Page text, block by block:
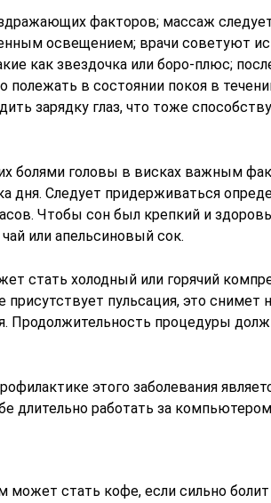
факторов; массаж
освещением; врачи советуют
как звездочка или боро-плюс;
полежать в состоянии покоя в
зарядку глаз, что тоже
болями головы в висках важным
дня. Следует придерживаться
Чтобы сон был крепкий и
или апельсиновый сок.
стать холодный или горячий
присутствует пульсация, это
Продолжительность процедуры
этого заболевания
длительно работать за
стать кофе, если сильно